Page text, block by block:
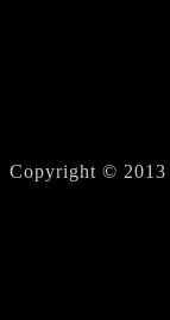
Copyright © 2013